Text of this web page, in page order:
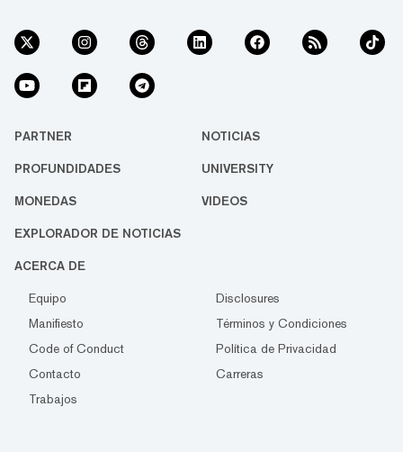
PARTNER NOTICIAS
PROFUNDIDADES UNIVERSITY
MONEDAS VIDEOS
EXPLORADOR DE NOTICIAS
ACERCA DE
Equipo
Disclosures
Manifiesto
Términos y Condiciones
Code of Conduct
Política de Privacidad
Contacto
Carreras
Trabajos